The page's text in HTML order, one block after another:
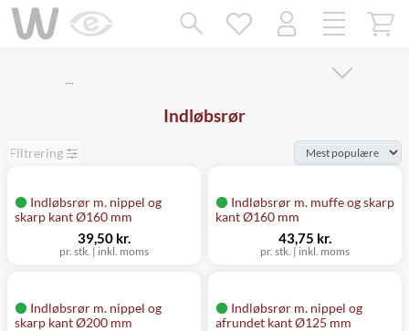
…
Indløbsrør
Filtrering
Indløbsrør m. nippel og
skarp kant Ø160 mm
pr. stk. | inkl. moms
39,50 kr.
Indløbsrør m. muffe og skarp
kant Ø160 mm
pr. stk. | inkl. moms
43,75 kr.
Indløbsrør m. nippel og
skarp kant Ø200 mm
Indløbsrør m. nippel og
afrundet kant Ø125 mm
Mangler chatten?
Ret samtykke!